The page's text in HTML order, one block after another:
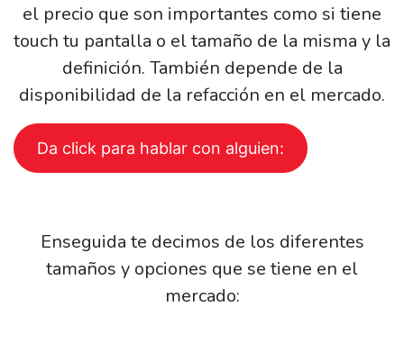
el precio que son importantes como si tiene
touch tu pantalla o el tamaño de la misma y la
definición. También depende de la
disponibilidad de la refacción en el mercado.
Da click para hablar con alguien:
Enseguida te decimos de los diferentes
tamaños y opciones que se tiene en el
mercado: